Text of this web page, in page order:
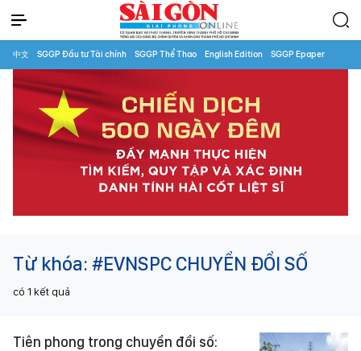
中文 SGGP Đầu tư Tài chính SGGP Thể Thao English Edition SGGP Epaper
Từ khóa: #EVNSPC CHUYỂN ĐỔI SỐ
có 1 kết quả
Tiên phong trong chuyển đổi số: